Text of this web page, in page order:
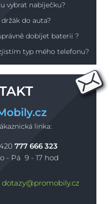
vybrat nabíječku?
držák do auta?
dobíjet baterii ?
typ mého telefonu?
linka:
777 666 323
- Pá 9 - 17 hod
dotazy@promobily.cz